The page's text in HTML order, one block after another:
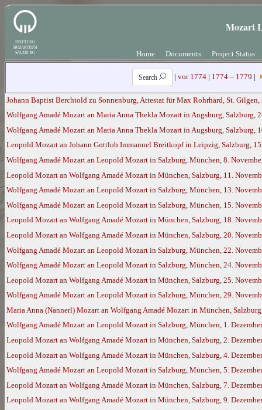
Mozart
Home Documents Project Status
Search | vor 1774| 1774 – 1779 |
Johann Baptist Berchtold zu Sonnenburg, Attestat für Max Rohrhard, St.
Wolfgang Amadé Mozart an Maria Anna Thekla Mozart in Augsburg, Salzburg,
Wolfgang Amadé Mozart an Maria Anna Thekla Mozart in Augsburg, Salzburg,
Leopold Mozart an Johann Gottlob Immanuel Breitkopf in Leipzig, Salzburg,
Wolfgang Amadé Mozart an Leopold Mozart in Salzburg, München, 8.
Leopold Mozart an Wolfgang Amadé Mozart in München, Salzburg, 11.
Wolfgang Amadé Mozart an Leopold Mozart in Salzburg, München, 13.
Wolfgang Amadé Mozart an Leopold Mozart in Salzburg, München, 15.
Leopold Mozart an Wolfgang Amadé Mozart in München, Salzburg, 18.
Leopold Mozart an Wolfgang Amadé Mozart in München, Salzburg, 20.
Wolfgang Amadé Mozart an Leopold Mozart in Salzburg, München, 22.
Wolfgang Amadé Mozart an Leopold Mozart in Salzburg, München, 24.
Leopold Mozart an Wolfgang Amadé Mozart in München, Salzburg, 25.
Wolfgang Amadé Mozart an Leopold Mozart in Salzburg, München, 29.
Maria Anna (Nannerl) Mozart an Wolfgang Amadé Mozart in München,
Wolfgang Amadé Mozart an Leopold Mozart in Salzburg, München, 1.
Leopold Mozart an Wolfgang Amadé Mozart in München, Salzburg, 2.
Leopold Mozart an Wolfgang Amadé Mozart in München, Salzburg, 4.
Wolfgang Amadé Mozart an Leopold Mozart in Salzburg, München, 5.
Leopold Mozart an Wolfgang Amadé Mozart in München, Salzburg, 7.
Leopold Mozart an Wolfgang Amadé Mozart in München, Salzburg, 9.